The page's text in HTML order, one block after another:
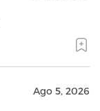
Ago 5, 2026